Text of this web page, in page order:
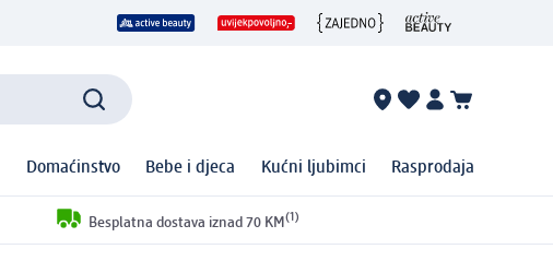
Domaćinstvo Bebe i djeca Kućni ljubimci Rasprodaja
Besplatna dostava iznad 70 KM (1)